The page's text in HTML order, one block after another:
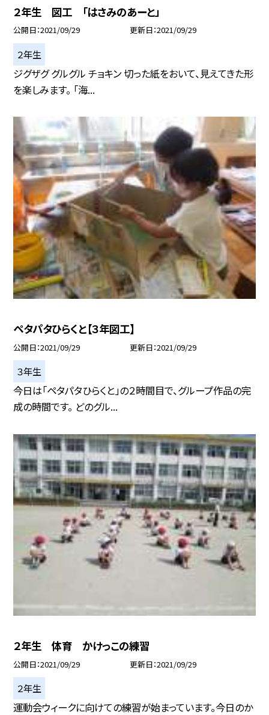
２年生 図工 「はさみのあーと」
公開日 2021/09/29 更新日 2021/09/29
２年生
ジグザグ グルグル チョキン 切った紙をおいて、見えてきた形
を楽しみます。 「海...
ペタパタひらくと【３年図工】
公開日 2021/09/29 更新日 2021/09/29
３年生
今日は「ペタパタひらくと」の２時間目で、グループ作品の完
成の時間です。 どのグル...
２年生 体育 かけっこの練習
公開日 2021/09/29 更新日 2021/09/29
２年生
運動会ウィークに向けての練習が始まっています。今日のか